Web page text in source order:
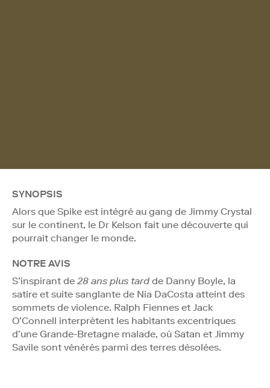
SYNOPSIS
Alors que Spike est intégré au gang de Jimmy Crystal
sur le continent, le Dr Kelson fait une découverte qui
pourrait changer le monde.
NOTRE AVIS
S’inspirant de 28 ans plus tardde Danny Boyle, la
satire et suite sanglante de Nia DaCosta atteint des
sommets de violence. Ralph Fiennes et Jack
O’Connell interprètent les habitants excentriques
d’une Grande-Bretagne malade, où Satan et Jimmy
Savile sont vénérés parmi des terres désolées.